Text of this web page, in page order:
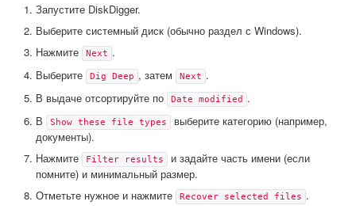
Запустите DiskDigger.
Выберите системный диск (обычно раздел с Windows).
Нажмите
Next .
Выберите
Dig Deep , затем Next .
В выдаче отсортируйте по
Date modified
.
В
Show these file types
выберите категорию (например,
документы).
Нажмите
Filter results
и задайте часть имени (если
помните) и минимальный размер.
Отметьте нужное и нажмите
Recover selected files .